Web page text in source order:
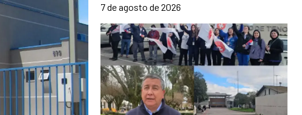
7 de agosto de 2026